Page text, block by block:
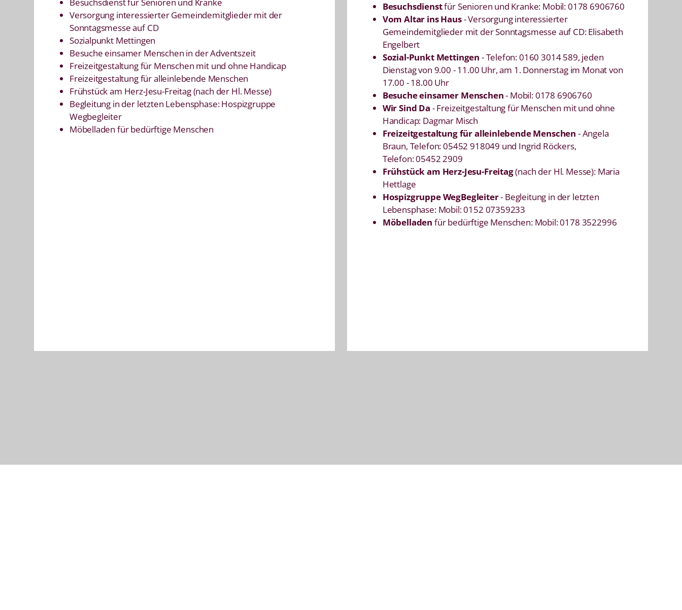
Versorgung interessierter Gemeindemitglieder mit der
Sonntagsmesse auf CD
Sozialpunkt Mettingen
Besuche einsamer Menschen in der Adventszeit
Freizeitgestaltung für Menschen mit und ohne Handicap
Freizeitgestaltung für alleinlebende Menschen
Frühstück am Herz-Jesu-Freitag (nach der Hl. Messe)
Begleitung in der letzten Lebensphase: Hospizgruppe
Wegbegleiter
Möbelladen für bedürftige Menschen
Besuchsdienstfür Senioren und Kranke: Mobil: 0178 6906760
Vom Altar ins Haus- Versorgung interessierter
Gemeindemitglieder mit der Sonntagsmesse auf CD: Elisabeth
Engelbert
Sozial-Punkt Mettingen - Telefon: 0160 3014 589, jeden
Dienstag von 9.00 - 11.00 Uhr, am 1. Donnerstag im Monat von
17.00 - 18.00 Uhr
Besuche einsamer Menschen- Mobil: 0178 6906760
Wir Sind Da - Freizeitgestaltung für Menschen mit und ohne
Handicap: Dagmar Misch
Freizeitgestaltung für alleinlebende Menschen - Angela
Braun, Telefon: 05452 918049 und Ingrid Röckers,
Telefon: 05452 2909
Frühstück am Herz-Jesu-Freitag(nach der Hl. Messe): Maria
Hettlage
Hospizgruppe WegBegleiter- Begleitung in der letzten
Lebensphase: Mobil: 0152 07359233
Möbelladen für bedürftige Menschen: Mobil: 0178 3522996